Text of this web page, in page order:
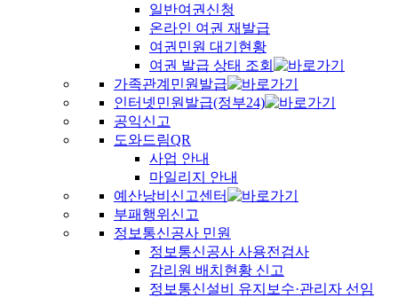
일반여권신청
온라인 여권 재발급
여권민원 대기현황
여권 발급 상태 조회
가족관계민원발급
인터넷민원발급(정부24)
공익신고
도와드림QR
사업 안내
마일리지 안내
예산낭비신고센터
부패행위신고
정보통신공사 민원
정보통신공사 사용전검사
감리원 배치현황 신고
정보통신설비 유지보수·관리자 선임